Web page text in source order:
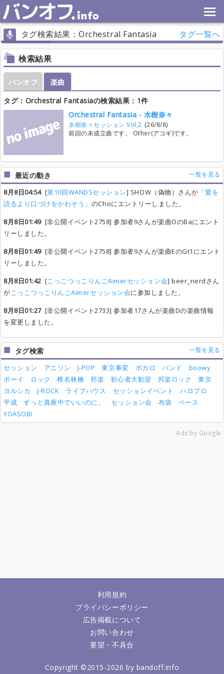
タグ検索結果：Orchestral Fantasia タグ一覧へ
検索結果
バンオフ
楽曲
タグ：Orchestral Fantasiaの検索結果：1件
Orchestral Fantasia - 水樹奈々
水樹奈々セッション Vol,2 (26/8/8)
前回の未成立曲です。 Other(アコギ)です。
最近の動き 一覧を見る
8月8日04:54[第10回WANDSセッション] SHOW（偽物）さんが 「愛を
語るより口づけをかわそう」 のChoにエントリーしました。
8月8日01:49[非公開イベント2758] 参加者9さんが楽曲OのBaにエント
リーしました。
8月8日01:49[非公開イベント2758] 参加者9さんが楽曲EのGt1にエント
リーしました。
8月8日01:42 [こっこつっこりんごAimerセッション会] beer_nerdさん
がこっこつっこりんごAimerセッション会に参加しました。
8月8日01:27[非公開イベント2733] 参加者17さんが楽曲Dの楽曲情報
を変更しました。
タグ検索 一覧を見る
セッション アニソン J-POP 東京事変 ボカロ バンド
boowy
ボーイ
ロック 椎名林檎 邦楽 初心者大歓迎 邦楽ロック
東京
ヨルシカ
J-ROCK ライブハウス セッションイベント
ハロプロ
平成
ずっと真夜中でいいのに。 セッション会 布袋
ベース
YOASOBI
Ads by Google
利用規約
プライバシーポリシー
広告掲載について
お問い合わせ
要望・不具合
Copyright ©2015-2026 by bandoff.info